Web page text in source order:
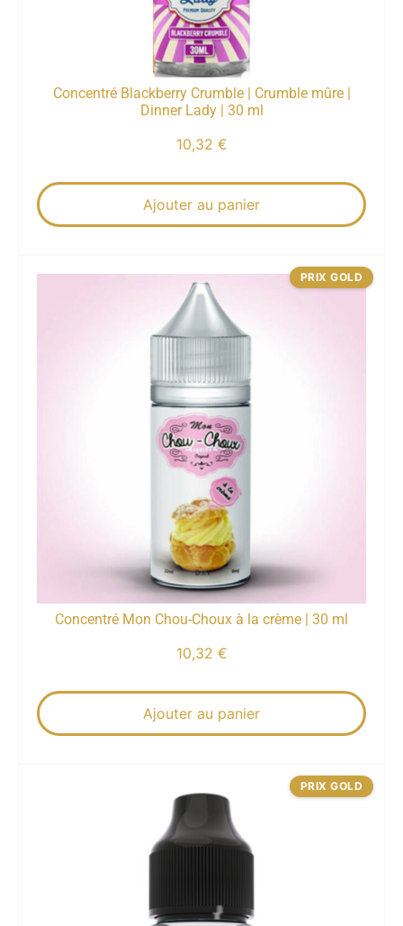
Concentré Blackberry Crumble | Crumble mûre |
Dinner Lady | 30 ml
10,32 €
Ajouter au panier
Concentré Mon Chou-Choux à la crème | 30 ml
10,32 €
Ajouter au panier
PRIX GOLD
PRIX GOLD